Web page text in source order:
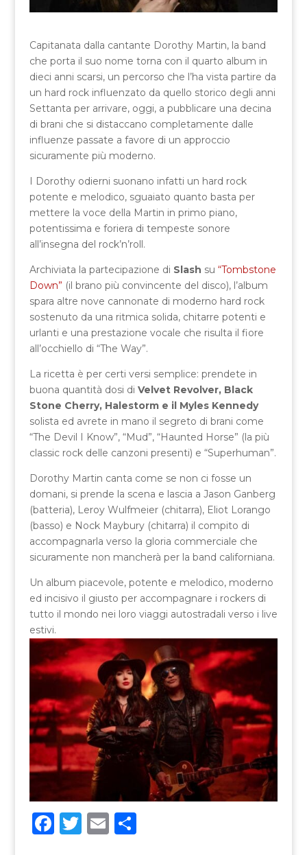
Capitanata dalla cantante Dorothy Martin, la band
che porta il suo nome torna con il quarto album in
dieci anni scarsi, un percorso che l’ha vista partire da
un hard rock influenzato da quello storico degli anni
Settanta per arrivare, oggi, a pubblicare una decina
di brani che si distaccano completamente dalle
influenze passate a favore di un approccio
sicuramente più moderno.
I Dorothy odierni suonano infatti un hard rock
potente e melodico, sguaiato quanto basta per
mettere la voce della Martin in primo piano,
potentissima e foriera di tempeste sonore
all’insegna del rock’n’roll.
Archiviata la partecipazione di Slash su “Tombstone
Down” (il brano più convincente del disco), l’album
spara altre nove cannonate di moderno hard rock
sostenuto da una ritmica solida, chitarre potenti e
urlanti e una prestazione vocale che risulta il fiore
all’occhiello di “The Way”.
La ricetta è per certi versi semplice: prendete in
buona quantità dosi di Velvet Revolver, Black
Stone Cherry, Halestorm e il Myles Kennedy
solista ed avrete in mano il segreto di brani come
“The Devil I Know”, “Mud”, “Haunted Horse” (la più
classic rock delle canzoni presenti) e “Superhuman”.
Dorothy Martin canta come se non ci fosse un
domani, si prende la scena e lascia a Jason Ganberg
(batteria), Leroy Wulfmeier (chitarra), Eliot Lorango
(basso) e Nock Maybury (chitarra) il compito di
accompagnarla verso la gloria commerciale che
sicuramente non mancherà per la band californiana.
Un album piacevole, potente e melodico, moderno
ed incisivo il giusto per accompagnare i rockers di
tutto il mondo nei loro viaggi autostradali verso i live
estivi.
F T E C